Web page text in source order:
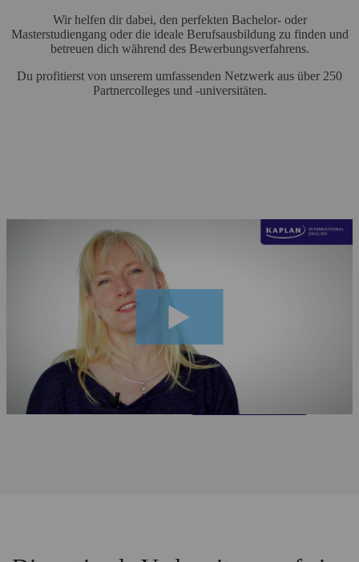
Wir helfen dir dabei, den perfekten Bachelor- oder
Masterstudiengang oder die ideale Berufsausbildung zu finden und
betreuen dich während des Bewerbungsverfahrens.
Du profitierst von unserem umfassenden Netzwerk aus über 250
Partnercolleges und -universitäten.
Kontaktiere uns Angebot berechnen